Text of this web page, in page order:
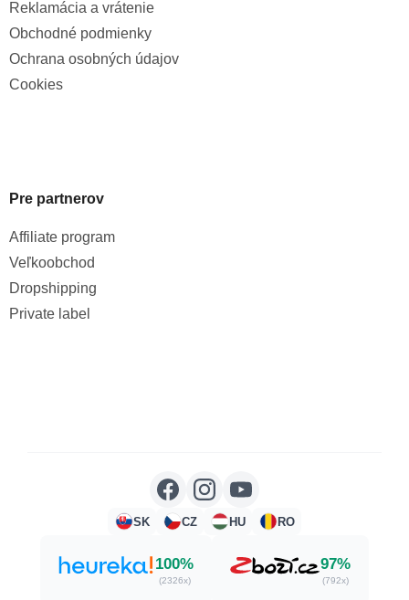
Reklamácia a vrátenie
Obchodné podmienky
Ochrana osobných údajov
Cookies
Pre partnerov
Affiliate program
Veľkoobchod
Dropshipping
Private label
SK CZ HU RO
100%
(2326x)
97%
(792x)